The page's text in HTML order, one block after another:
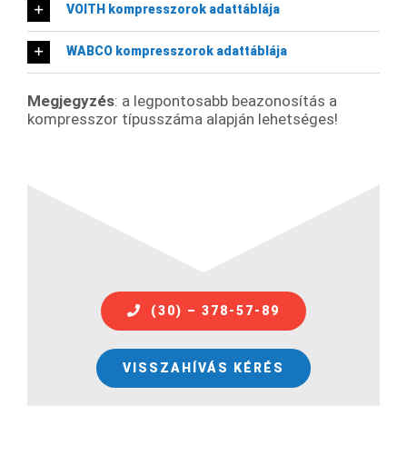
VOITH kompresszorok adattáblája
WABCO kompresszorok adattáblája
Megjegyzés: a legpontosabb beazonosítás a
kompresszor típusszáma alapján lehetséges!
(30) – 378-57-89
VISSZAHÍVÁS KÉRÉS